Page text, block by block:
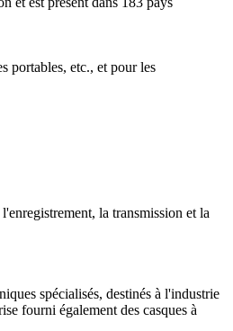
portables, etc., et pour les
la transmission et la
spécialisés, destinés à l'industrie
fourni également des casques à